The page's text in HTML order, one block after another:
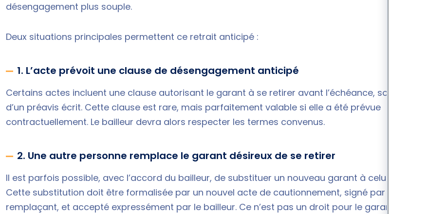
désengagement plus souple.
Deux situations principales permettent ce retrait anticipé :
1. L’acte prévoit une clause de désengagement anticipé
Certains actes incluent une clause autorisant le garant à se retirer avant l’échéance, sous réserve
d’un préavis écrit. Cette clause est rare, mais parfaitement valable si elle a été prévue
contractuellement. Le bailleur devra alors respecter les termes convenus.
2. Une autre personne remplace le garant désireux de se retirer
Il est parfois possible, avec l’accord du bailleur, de substituer un nouveau garant à celui en place.
Cette substitution doit être formalisée par un nouvel acte de cautionnement, signé par le
remplaçant, et accepté expressément par le bailleur. Ce n’est pas un droit pour le garant, mais